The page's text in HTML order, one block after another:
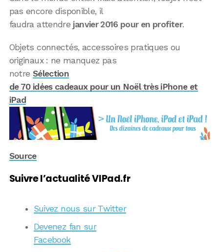
pas encore disponible, il
faudra attendre janvier 2016 pour en profiter.
Objets connectés, accessoires pratiques ou
originaux : ne manquez pas
notre Sélection
de 70 idées cadeaux pour un Noël très iPhone et
iPad
Source
Suivre l’actualité VIPad.fr
Suivez nous sur Twitter
Devenez fan sur
Facebook